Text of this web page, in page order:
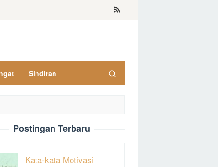
Sindiran
Postingan Terbaru
Kata-kata Motivasi